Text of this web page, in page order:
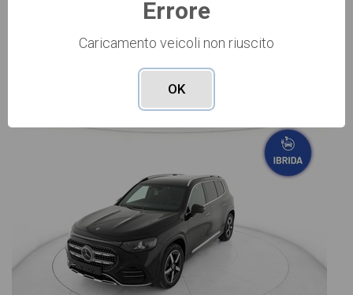
Vai alla scheda >>
Errore
Caricamento veicoli non riuscito
OK